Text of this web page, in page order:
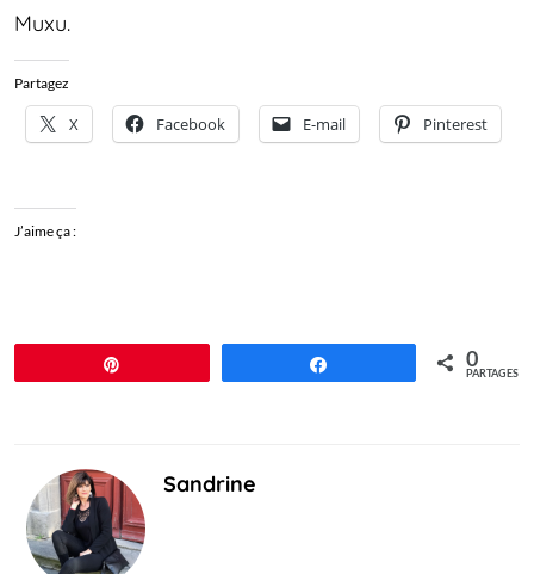
Muxu.
Partagez
X Facebook E-mail Pinterest
J’aime ça :
0
PARTAGES
Sandrine